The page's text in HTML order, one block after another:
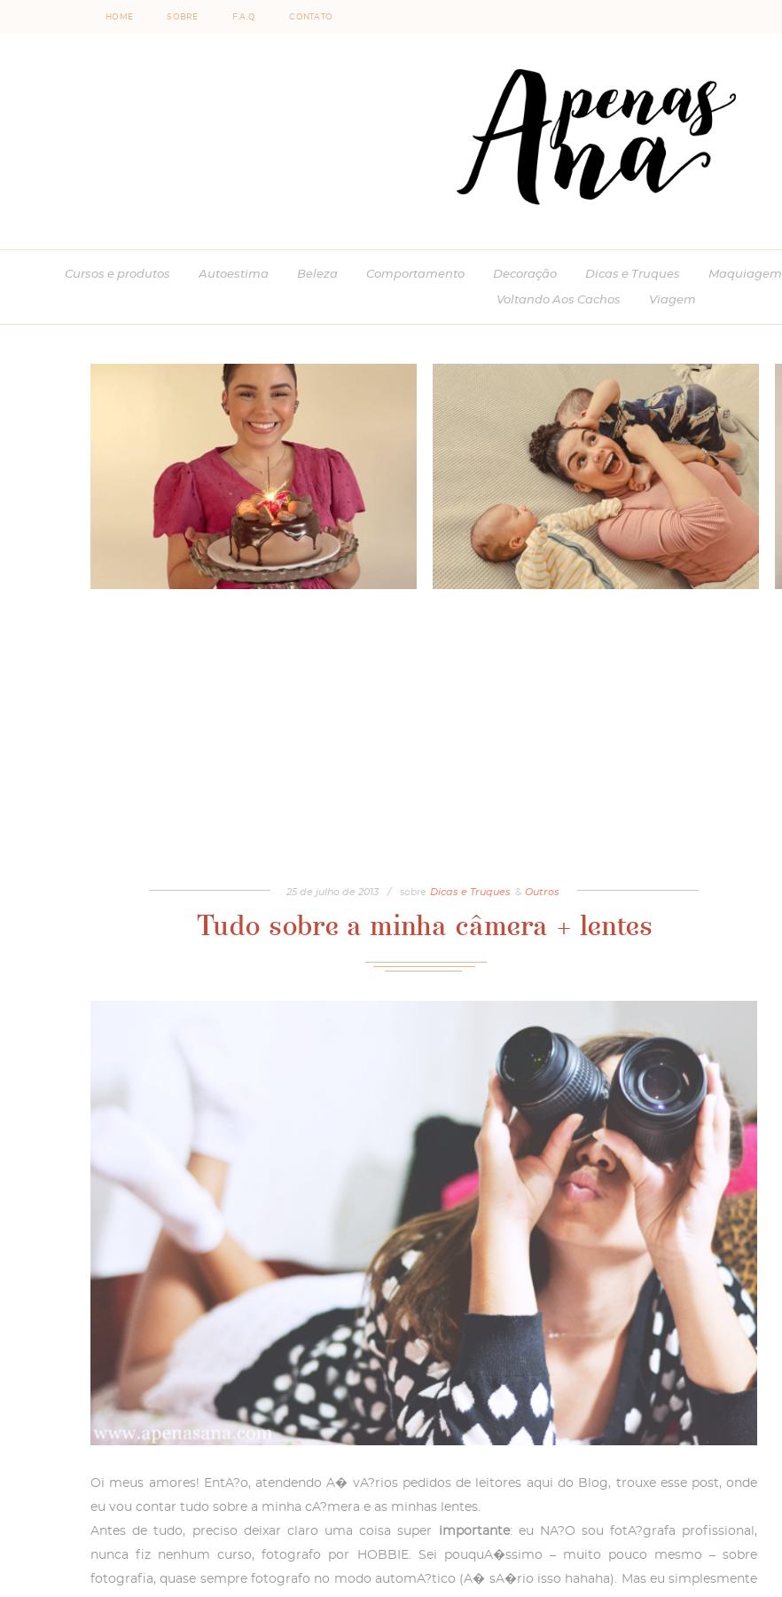
HOME SOBRE F.A.Q CONTATO
Cursos e produtos Autoestima Beleza Comportamento Decoração Dicas e Truques Maquiagem
Voltando Aos Cachos Viagem
25de julhode 2013 / sobre Dicas e Truques & Outros
Tudo sobre a minha câmera + lentes
Oi meus amores! EntA?o, atendendo A� vA?rios pedidos de leitores aqui do Blog, trouxe esse post, onde
eu vou contar tudo sobre a minha cA?mera e as minhas lentes.
Antes de tudo, preciso deixar claro uma coisa super
importante: eu NA?O sou fotA?grafa profissional,
nunca fiz nenhum curso, fotografo por HOBBIE. Sei pouquA�ssimo – muito pouco mesmo – sobre
fotografia, quase sempre fotografo no modo automA?tico (A� sA�rio isso hahaha). Mas eu simplesmente